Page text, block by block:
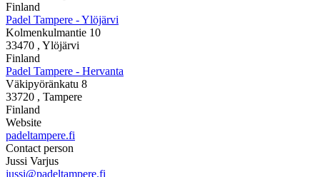
Finland
Padel Tampere - Ylöjärvi
Kolmenkulmantie 10
33470 , Ylöjärvi
Finland
Padel Tampere - Hervanta
Väkipyöränkatu 8
33720 , Tampere
Finland
Website
padeltampere.fi
Contact person
Jussi Varjus
jussi@padeltampere.fi